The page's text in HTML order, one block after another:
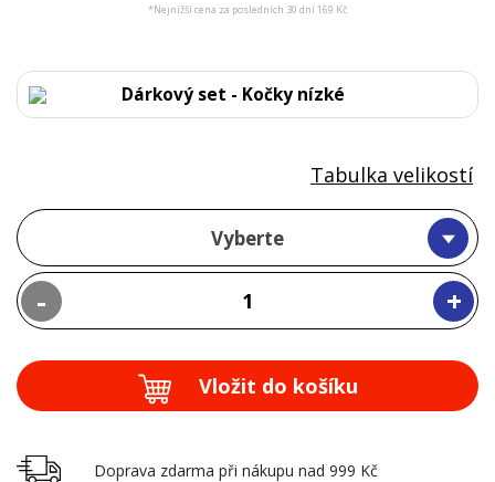
*Nejnižší cena za posledních 30 dní 169 Kč
Dárkový set - Kočky nízké
Vyberte
- +
Tabulka velikostí
Vložit do košíku
Doprava zdarma při nákupu nad 999 Kč